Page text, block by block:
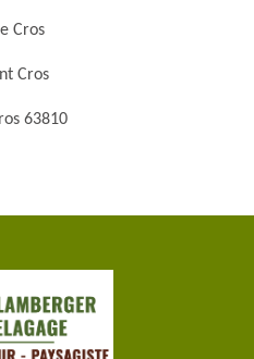
Cros
Cros
63810